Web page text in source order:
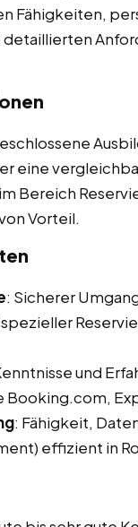
Fähigkeiten,
detaillierten
eine
Bereich
Vorteil.
: Sicherer
und
Booking.com,
: Fähigkeit,
effizient in